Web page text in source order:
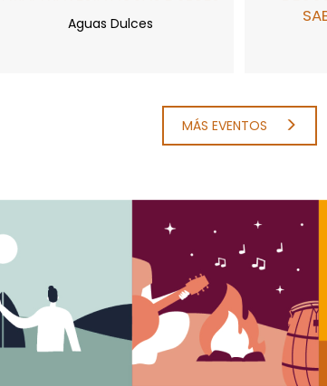
Aguas Dulces
MÁS EVENTOS